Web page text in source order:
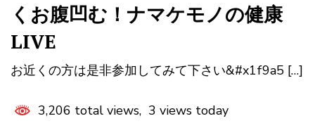
くお腹凹む！ナマケモノの健康
LIVE
お近くの方は是非参加してみて下さい&#x1f9a5 […]
3,206 total views, 3 views today